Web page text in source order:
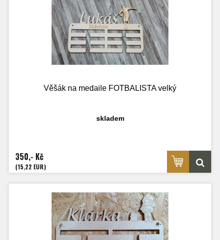
Věšák na medaile FOTBALISTA velký
skladem
350,- Kč
(15,22 EUR)